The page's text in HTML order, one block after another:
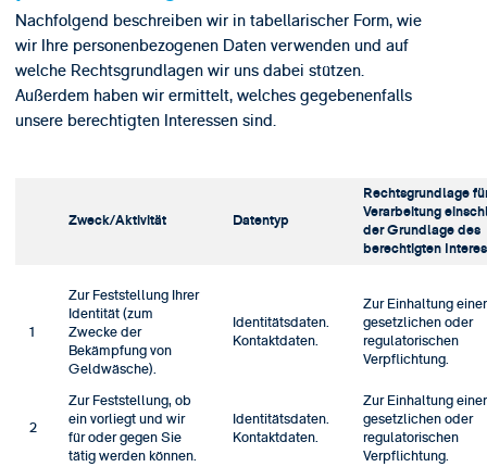
Nachfolgend beschreiben wir in tabellarischer Form, wie
wir Ihre personenbezogenen Daten verwenden und auf
welche Rechtsgrundlagen wir uns dabei stützen.
Außerdem haben wir ermittelt, welches gegebenenfalls
unsere berechtigten Interessen sind.
Zweck/Aktivität Datentyp
Rechtsgrundlage
Verarbeitung
der Grundlage des
berechtigten
1
Zur Feststellung Ihrer
Identität (zum
Zwecke der
Bekämpfung von
Geldwäsche).
Identitätsdaten.
Kontaktdaten.
Zur Einhaltung einer
gesetzlichen oder
regulatorischen
Verpflichtung.
2
Zur Feststellung, ob
ein vorliegt und wir
für oder gegen Sie
tätig werden können.
Identitätsdaten.
Kontaktdaten.
Zur Einhaltung einer
gesetzlichen oder
regulatorischen
Verpflichtung.